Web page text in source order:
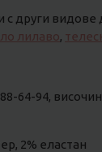
с други видове
лилаво,
64-94,
2% еластан